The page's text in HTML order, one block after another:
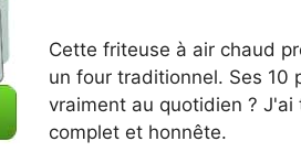
Cette friteuse à air chaud
un four traditionnel. Ses 10
vraiment au quotidien ? J'ai
complet et honnête.